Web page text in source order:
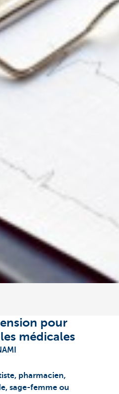
pour
médicales
pharmacien,
sage-femme ou